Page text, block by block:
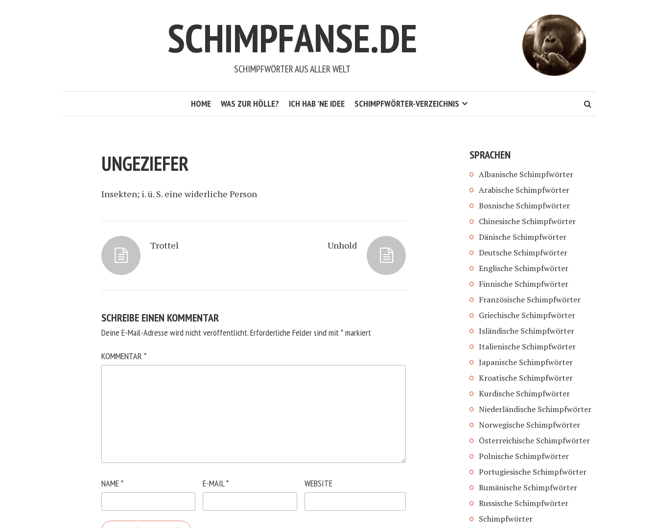
SCHIMPFANSE.DE
SCHIMPFWÖRTER AUS ALLER WELT
HOME WAS ZUR HÖLLE? ICH HAB ’NE IDEE SCHIMPFWÖRTER-VERZEICHNIS
UNGEZIEFER
Insekten; i. ü. S. eine widerliche Person
Trottel Unhold
SCHREIBE EINEN KOMMENTAR
Deine E-Mail-Adresse wird nicht veröffentlicht.Erforderliche Felder sind mit*markiert
KOMMENTAR *
NAME* E-MAIL* WEBSITE
SPRACHEN
Albanische Schimpfwörter
Arabische Schimpfwörter
Bosnische Schimpfwörter
Chinesische Schimpfwörter
Dänische Schimpfwörter
Deutsche Schimpfwörter
Englische Schimpfwörter
Finnische Schimpfwörter
Französische Schimpfwörter
Griechische Schimpfwörter
Isländische Schimpfwörter
Italienische Schimpfwörter
Japanische Schimpfwörter
Kroatische Schimpfwörter
Kurdische Schimpfwörter
Niederländische Schimpfwörter
Norwegische Schimpfwörter
Österreichische Schimpfwörter
Polnische Schimpfwörter
Portugiesische Schimpfwörter
Rumänische Schimpfwörter
Russische Schimpfwörter
Schimpfwörter